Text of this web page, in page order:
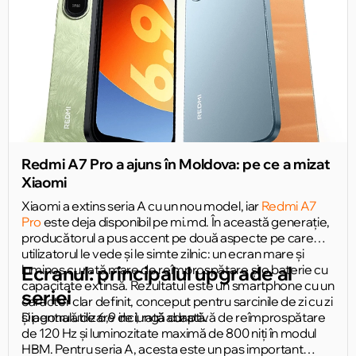
Redmi A7 Pro a ajuns în Moldova: pe ce a mizat
Xiaomi
Xiaomi a extins seria A cu un nou model, iar Redmi A7
Pro este deja disponibil pe mi.md. În această generație,
producătorul a pus accent pe două aspecte pe care
utilizatorul le vede și le simte zilnic: un ecran mare și
luminos cu rată mare de reîmprospătare și o baterie cu
capacitate extinsă. Rezultatul este un smartphone cu un
caracter clar definit, conceput pentru sarcinile de zi cu zi
și pentru utilizare de lungă durată.
Ecranul: principalul upgrade al
seriei
Diagonală de 6,9 inci, rată adaptivă de reîmprospătare
de 120 Hz și luminozitate maximă de 800 niți în modul
HBM. Pentru seria A, acesta este un pas important